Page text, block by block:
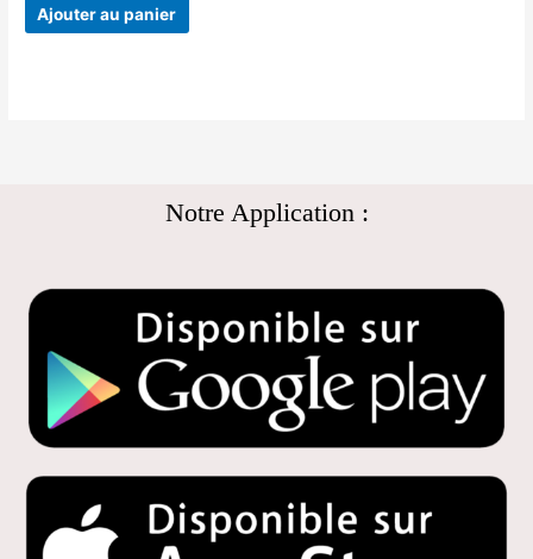
Ajouter au panier
Notre Application :